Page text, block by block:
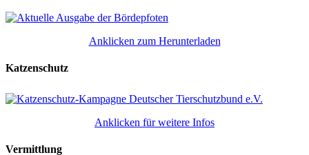
Anklicken zum Herunterladen
Katzenschutz
Anklicken für weitere Infos
Vermittlung